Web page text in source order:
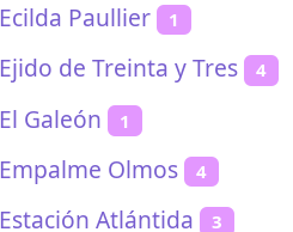
Ecilda Paullier 1
Ejido de Treinta y Tres 4
El Galeón 1
Empalme Olmos 4
Estación Atlántida 3